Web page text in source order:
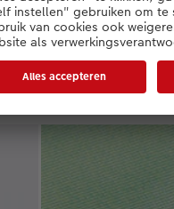
Maak je kaarten